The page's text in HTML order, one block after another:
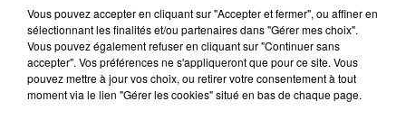
10 janvier 2025 - 9 min 6 sec
L'AGENDA DU SUD TARN DU 10/01/2025 À
16H39
Vous pouvez accepter en cliquant sur "Accepter et fermer", ou affiner en
sélectionnant les finalités et/ou partenaires dans "Gérer mes choix".
Vous pouvez également refuser en cliquant sur "Continuer sans
accepter". Vos préférences ne s'appliqueront que pour ce site. Vous
pouvez mettre à jour vos choix, ou retirer votre consentement à tout
moment via le lien "Gérer les cookies" situé en bas de chaque page.